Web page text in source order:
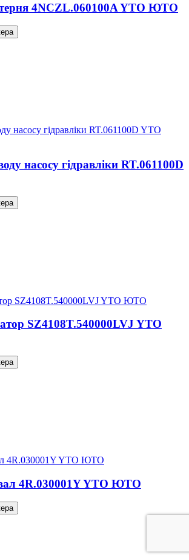
4NCZL.060100A YTO ЮТО
насосу гідравліки RT.061100D
SZ4108T.540000LVJ YTO
4R.030001Y YTO ЮТО